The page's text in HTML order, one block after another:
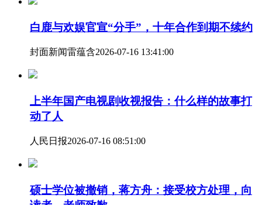
白鹿与欢娱官宣“分手”，十年合作到期不续约
封面新闻雷蕴含2026-07-16 13:41:00
上半年国产电视剧收视报告：什么样的故事打
动了人
人民日报2026-07-16 08:51:00
硕士学位被撤销，蒋方舟：接受校方处理，向